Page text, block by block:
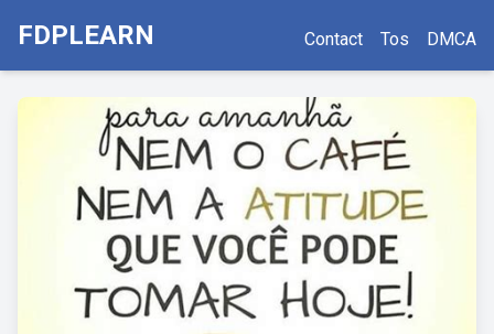
FDPLEARN Contact Tos DMCA